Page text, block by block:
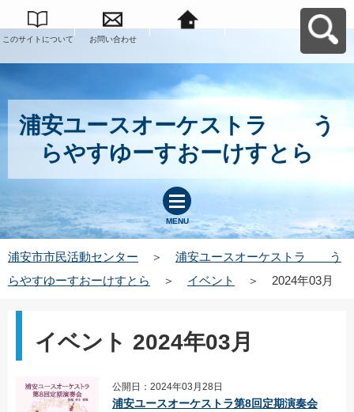
このサイトについて お問い合わせ
浦安ユースオーケストラ う
らやすゆーすおーけすとら
MENU
浦安市市民活動センター ＞
浦安ユースオーケストラ う
らやすゆーすおーけすとら
＞ イベント ＞ 2024年03月
イベント 2024年03月
公開日：2024年03月28日
浦安ユースオーケストラ第8回定期演奏会